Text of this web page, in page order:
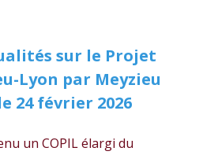
sur le Projet
Lyon par Meyzieu
24 février 2026
un COPIL élargi du